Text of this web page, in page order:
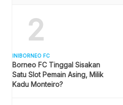
2
INIBORNEO FC
Borneo FC Tinggal Sisakan
Satu Slot Pemain Asing, Milik
Kadu Monteiro?